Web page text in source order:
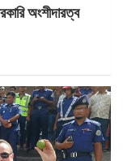
অংশীদারত্ব